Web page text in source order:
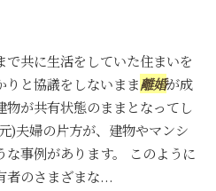
で共に生活をしていた住まいを
と協議をしないまま離婚が成
が共有状態のままとなってし
)夫婦の片方が、建物やマンシ
な事例があります。 このように
者のさまざまな...